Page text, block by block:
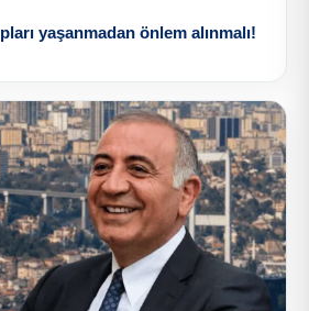
yaşanmadan önlem alınmalı!